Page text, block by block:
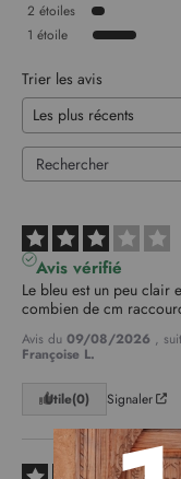
2 étoiles
1 étoile
Trier les avis
Avis vérifié
Le bleu est un peu clair
combien de cm
Avis du 09/08/2026 ,
Françoise L.
Utile(0) Signaler